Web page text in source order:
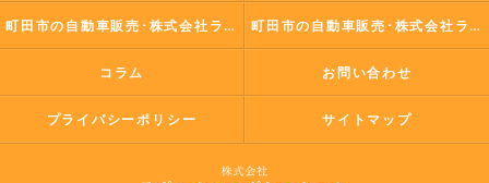
町田市の自動車販売･株式会社ラポールコーポレーションの評判 町田市の自動車販売･株式会社ラポールコーポレーションのお客様の声
コラム お問い合わせ
プライバシーポリシー サイトマップ